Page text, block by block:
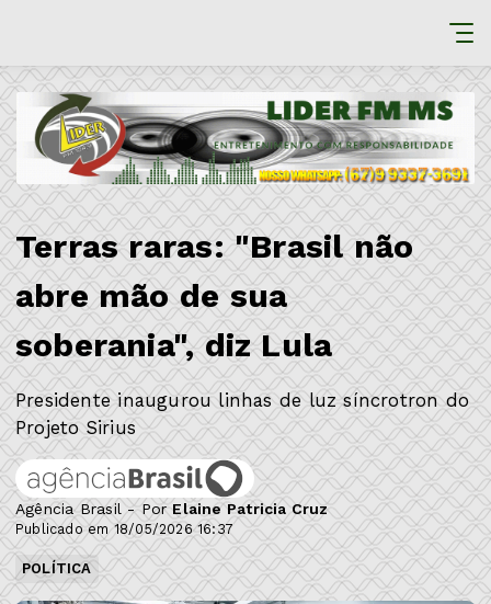
Terras raras: "Brasil não
abre mão de sua
soberania", diz Lula
Presidente inaugurou linhas de luz síncrotron do
Projeto Sirius
Agência Brasil - Por Elaine Patricia Cruz
Publicado em 18/05/2026 16:37
POLÍTICA